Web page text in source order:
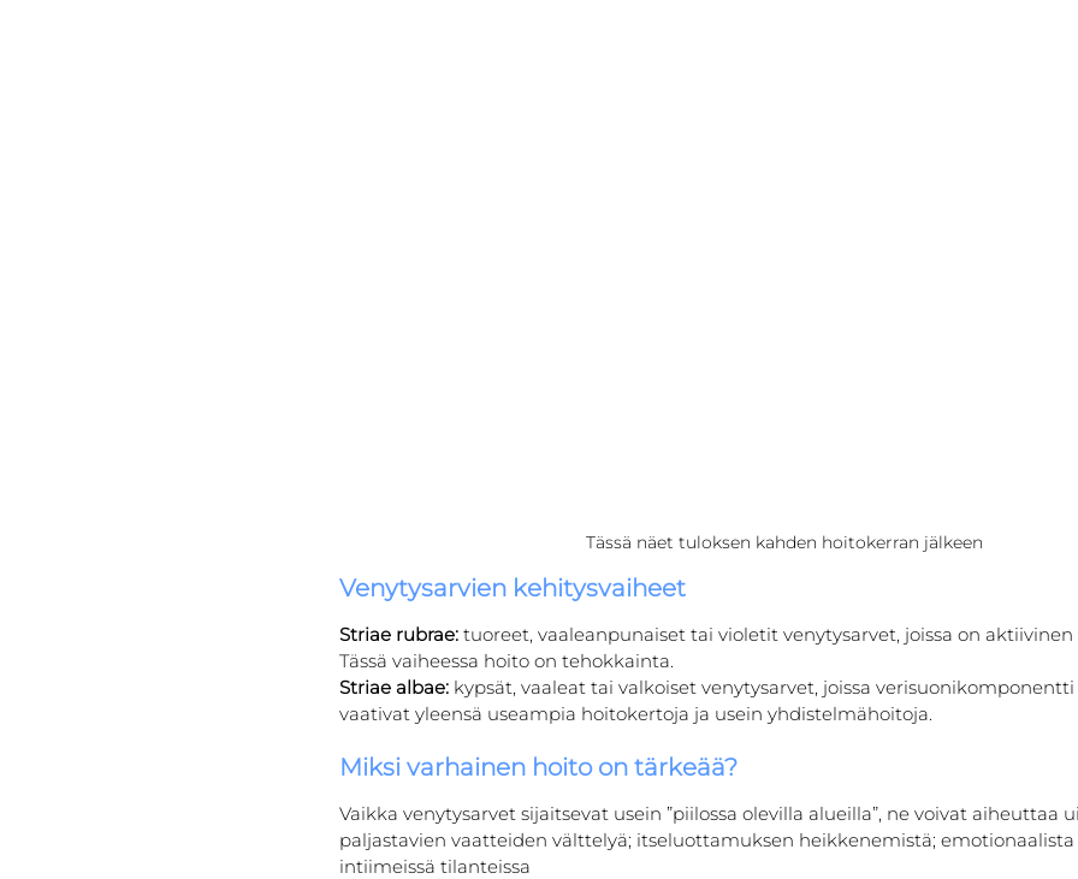
Tässä näet tuloksen kahden hoitokerran jälkeen
Venytysarvien kehitysvaiheet
Striae rubrae: tuoreet, vaaleanpunaiset tai violetit venytysarvet, joissa on aktiivinen
Tässä vaiheessa hoito on tehokkainta.
Striae albae: kypsät, vaaleat tai valkoiset venytysarvet, joissa
vaativat yleensä useampia hoitokertoja ja usein yhdistelmähoitoja.
Miksi varhainen hoito on tärkeää?
Vaikka venytysarvet sijaitsevat usein ”piilossa olevilla alueilla”, ne voivat aiheuttaa
paljastavien vaatteiden välttelyä; itseluottamuksen heikkenemistä;
intiimeissä tilanteissa